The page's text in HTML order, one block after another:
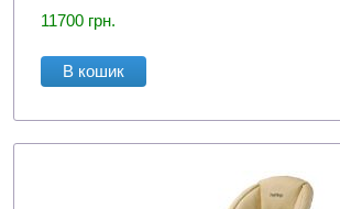
11700 грн.
В кошик